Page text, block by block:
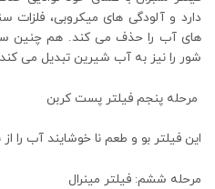
دارد و آلودگی های میکروبی، فلزات
های آب را حذف می کند. هم چنین
شور را نیز به آب شیرین تبدیل می
مرحله پنجم فیلتر پست کربن
این فیلتر بو و طعم نا خوشایند آب را
مرحله ششم: فیلتر مینرال